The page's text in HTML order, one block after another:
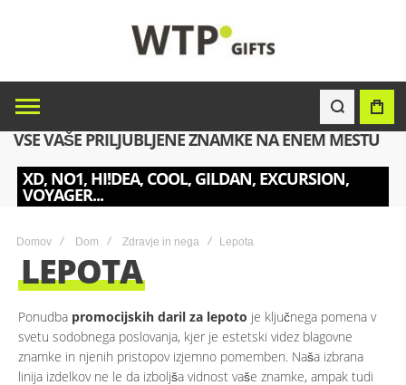
VSE VAŠE PRILJUBLJENE ZNAMKE NA ENEM MESTU
XD, NO1, HI!DEA, COOL, GILDAN, EXCURSION,
VOYAGER...
Domov Dom Zdravje in nega Lepota
LEPOTA
Ponudba promocijskih daril za lepoto je ključnega pomena v
svetu sodobnega poslovanja, kjer je estetski videz blagovne
znamke in njenih pristopov izjemno pomemben. Naša izbrana
linija izdelkov ne le da izboljša vidnost vaše znamke, ampak tudi